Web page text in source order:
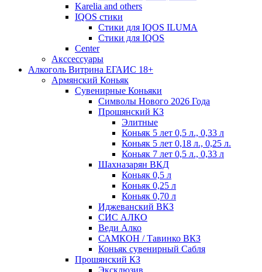
Karelia and others
IQOS стики
Стики для IQOS ILUMA
Стики для IQOS
Сenter
Акссессуары
Алкоголь Витрина ЕГАИС 18+
Армянский Коньяк
Сувенирные Коньяки
Символы Нового 2026 Года
Прошянский КЗ
Элитные
Коньяк 5 лет 0,5 л., 0,33 л
Коньяк 5 лет 0,18 л., 0,25 л.
Коньяк 7 лет 0,5 л., 0,33 л
Шахназарян ВКД
Коньяк 0,5 л
Коньяк 0,25 л
Коньяк 0,70 л
Иджеванский ВКЗ
СИС АЛКО
Веди Алко
САМКОН / Тавинко ВКЗ
Коньяк сувенирный Сабля
Прошянский КЗ
Эксклюзив